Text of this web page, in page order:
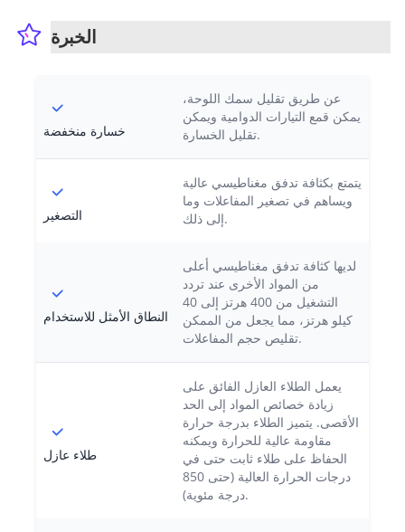
الخبرة
خسارة منخفضة
عن طريق تقليل سمك اللوحة،
يمكن قمع التيارات الدوامية ويمكن
تقليل الخسارة.
التصغير
يتمتع بكثافة تدفق مغناطيسي عالية
ويساهم في تصغير المفاعلات وما
إلى ذلك.
النطاق الأمثل للاستخدام
لديها كثافة تدفق مغناطيسي أعلى
من المواد الأخرى عند تردد
التشغيل من 400 هرتز إلى 40
كيلو هرتز، مما يجعل من الممكن
تقليص حجم المفاعلات.
طلاء عازل
يعمل الطلاء العازل الفائق على
زيادة خصائص المواد إلى الحد
الأقصى. يتميز الطلاء بدرجة حرارة
مقاومة عالية للحرارة ويمكنه
الحفاظ على طلاء ثابت حتى في
درجات الحرارة العالية (حتى 850
درجة مئوية).